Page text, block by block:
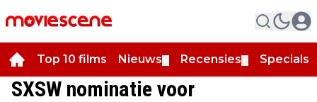
Top 10 films Nieuws Recensies Specials
SXSW nominatie voor